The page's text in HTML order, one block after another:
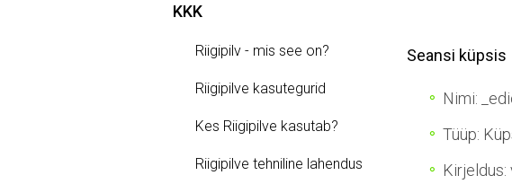
KKK
Riigipilv - mis see on?
Riigipilve kasutegurid
Kes Riigipilve kasutab?
Riigipilve tehniline lahendus
Seansi küpsis
Nimi:
Tüüp: